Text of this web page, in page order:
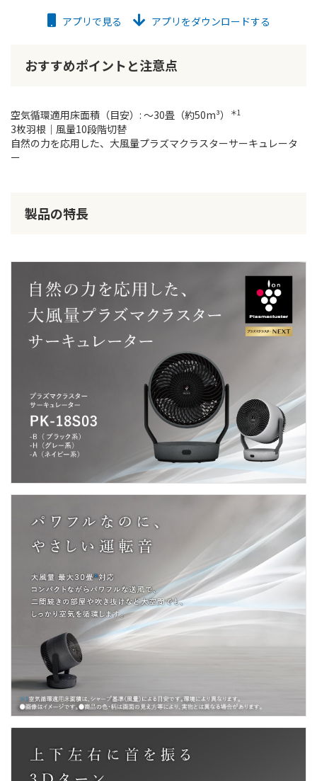
アプリで見る アプリをダウンロードする
おすすめポイントと注意点
空気循環適用床面積（目安）: ～30畳（約50m³） ＊1
3枚羽根｜風量10段階切替
自然の力を応用した、大風量プラズマクラスターサーキュレータ
ー
製品の特長